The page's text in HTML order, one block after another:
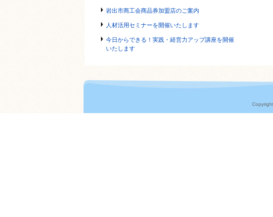
岩出市商工会商品券加盟店のご案内
人材活用セミナーを開催いたします
今日からできる！実践・経営力アップ講座を開催
いたします